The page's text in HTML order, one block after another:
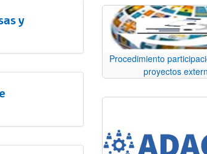
y
Procedimiento
proyectos